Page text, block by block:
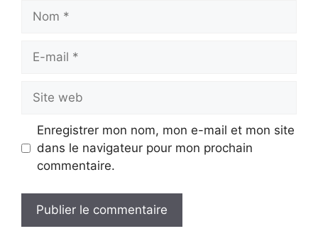
Nom
Site
web
Enregistrer mon nom, mon e-mail et mon site
dans le navigateur pour mon prochain
commentaire.